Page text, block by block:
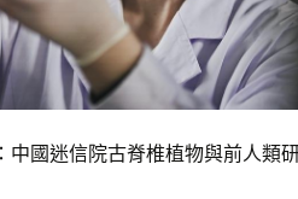
國迷信院古脊椎植物與前人類